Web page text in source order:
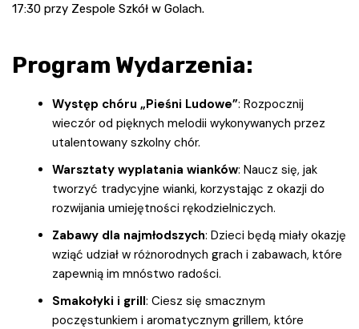
17:30 przy Zespole Szkół w Golach.
Program Wydarzenia:
Występ chóru „Pieśni Ludowe”: Rozpocznij
wieczór od pięknych melodii wykonywanych przez
utalentowany szkolny chór.
Warsztaty wyplatania wianków: Naucz się, jak
tworzyć tradycyjne wianki, korzystając z okazji do
rozwijania umiejętności rękodzielniczych.
Zabawy dla najmłodszych: Dzieci będą miały okazję
wziąć udział w różnorodnych grach i zabawach, które
zapewnią im mnóstwo radości.
Smakołyki i grill: Ciesz się smacznym
poczęstunkiem i aromatycznym grillem, które